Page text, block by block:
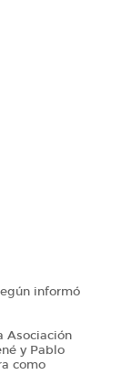
informó
Asociación
y Pablo
como